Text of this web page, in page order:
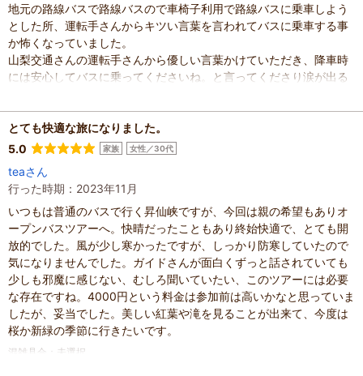
地元の路線バスで路線バスので車椅子利用で路線バスに乗車しよう
とした所、運転手さんからキツい言葉を言われてバスに乗車する事
か怖くなっていました。
山梨交通さんの運転手さんから優しい言葉かけていただき、降車時
には安心してバスに乗ってくださいね。と言ってくださり涙が出る
本当にありがとうございましたm(._.)m
混雑具合：普通
滞在時間：1時間未満
子どもの年齢
人数：3人～5人
投稿日 ： 2025年11月19日
とても快適な旅になりました。
5.0
家族 女性／30代
teaさん
行った時期：2023年11月
いつもは普通のバスで行く昇仙峡ですが、今回は親の希望もありオ
ープンバスツアーへ。快晴だったこともあり終始快適で、とても開
放的でした。風が少し寒かったですが、しっかり防寒していたので
気になりませんでした。ガイドさんが面白くずっと話されていても
少しも邪魔に感じない、むしろ聞いていたい、このツアーには必要
な存在ですね。4000円という料金は参加前は高いかなと思っていま
したが、妥当でした。美しい紅葉や滝を見ることが出来て、今度は
桜か新緑の季節に行きたいです。
混雑具合
未選択